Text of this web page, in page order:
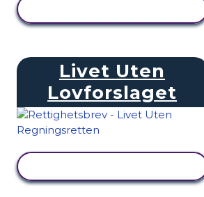
Livet Uten
Lovforslaget